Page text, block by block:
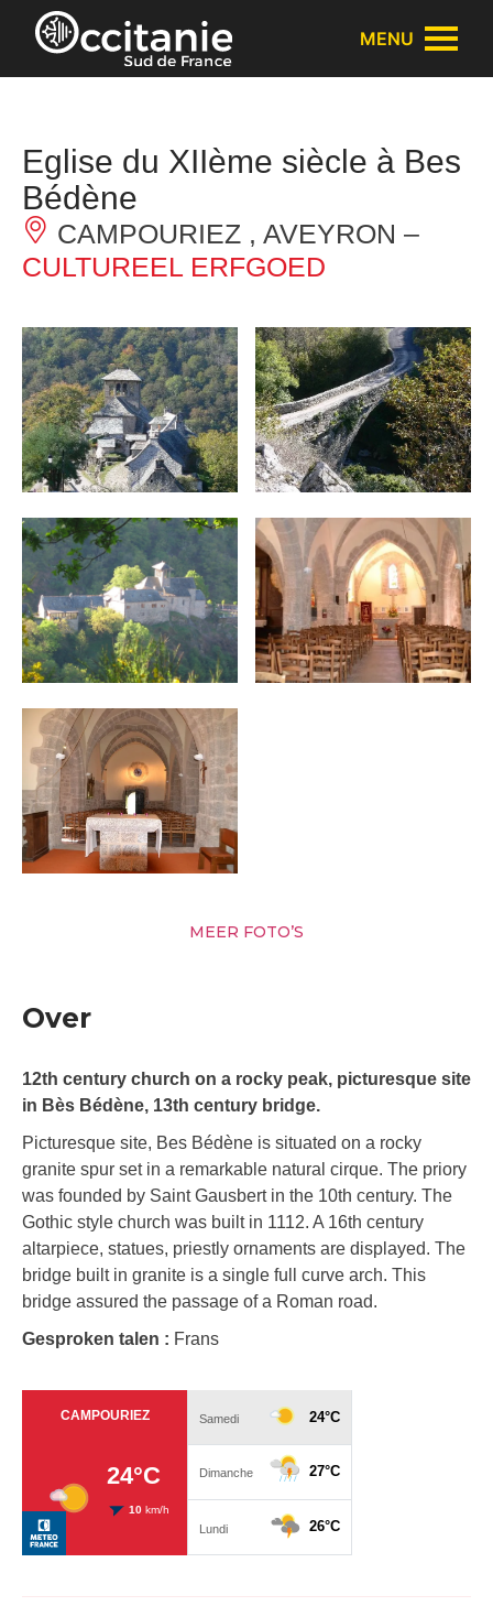
Cookies beheer paneel
MENU
Eglise du XIIème siècle à Bes
Bédène
CAMPOURIEZ , AVEYRON –
CULTUREEL ERFGOED
MEER FOTO’S
Over
12th century church on a rocky peak, picturesque site
in Bès Bédène, 13th century bridge.
Picturesque site, Bes Bédène is situated on a rocky
granite spur set in a remarkable natural cirque. The priory
was founded by Saint Gausbert in the 10th century. The
Gothic style church was built in 1112. A 16th century
altarpiece, statues, priestly ornaments are displayed. The
bridge built in granite is a single full curve arch. This
bridge assured the passage of a Roman road.
Gesproken talen : Frans